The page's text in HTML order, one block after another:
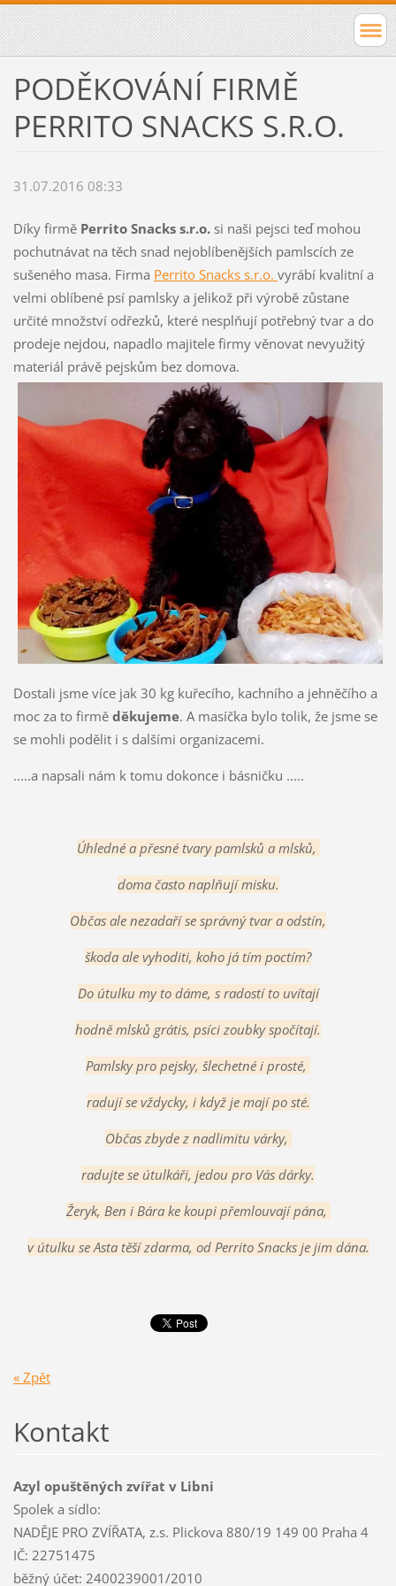
PODĚKOVÁNÍ FIRMĚ
PERRITO SNACKS S.R.O.
31.07.2016 08:33
Díky firmě Perrito Snacks s.r.o.si naši pejsci teď mohou
pochutnávat na těch snad nejoblíbenějších pamlscích ze
sušeného masa. Firma Perrito Snacks s.r.o. vyrábí kvalitní a
velmi oblíbené psí pamlsky a jelikož při výrobě zůstane
určité množství odřezků, které nesplňují potřebný tvar a do
prodeje nejdou, napadlo majitele firmy věnovat nevyužitý
materiál právě pejskům bez domova.
Dostali jsme více jak 30 kg kuřecího, kachního a jehněčího a
moc za to firmě děkujeme. A masíčka bylo tolik, že jsme se
se mohli podělit i s dalšími organizacemi.
.....a napsali nám k tomu dokonce i básničku .....
Úhledné a přesné tvary pamlsků a mlsků,
doma často naplňují misku.
Občas ale nezadaří se správný tvar a odstín,
škoda ale vyhoditi, koho já tím poctím?
Do útulku my to dáme, s radostí to uvítají
hodně mlsků grátis, psíci zoubky spočítají.
Pamlsky pro pejsky, šlechetné i prosté,
radují se vždycky, i když je mají po sté.
Občas zbyde z nadlimitu várky,
radujte se útulkáři, jedou pro Vás dárky.
Žeryk, Ben i Bára ke koupi přemlouvají pána,
v útulku se Asta těší zdarma, od Perrito Snacks je jim dána.
« Zpět
Kontakt
Azyl opuštěných zvířat v Libni
Spolek a sídlo:
NADĚJE PRO ZVÍŘATA, z.s. Plickova 880/19 149 00 Praha 4
IČ: 22751475
běžný účet: 2400239001/2010